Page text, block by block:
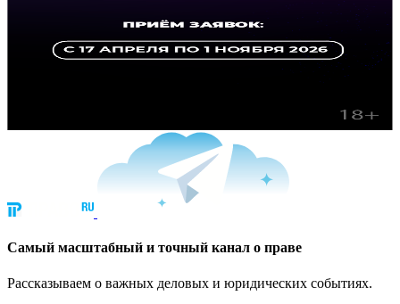
Cамый масштабный и точный канал о праве
Рассказываем о важных деловых и юридических событиях.